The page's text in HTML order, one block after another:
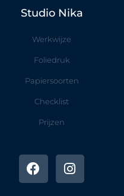
Studio Nika
Werkwijze
Foliedruk
Papiersoorten
Checklist
Prijzen
a
c
e
n
s
t